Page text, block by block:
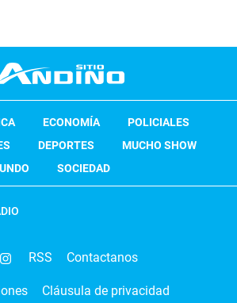
ECONOMÍA
POLICIALES
DEPORTES
MUCHO SHOW
SOCIEDAD
RSS Contactanos
Cláusula de privacidad